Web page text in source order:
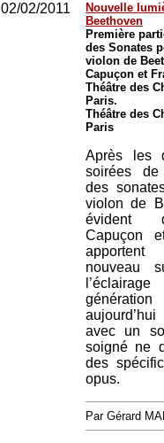
02/02/2011
Nouvelle
Beethoven
Première
des Sonates
violon de
Capuçon et
Théâtre des
Paris.
Théâtre des
Paris
Après les
soirées de
des
violon de
évident
Capuçon
nouveau
avec un
soigné ne
des
opus.
Par Gérard